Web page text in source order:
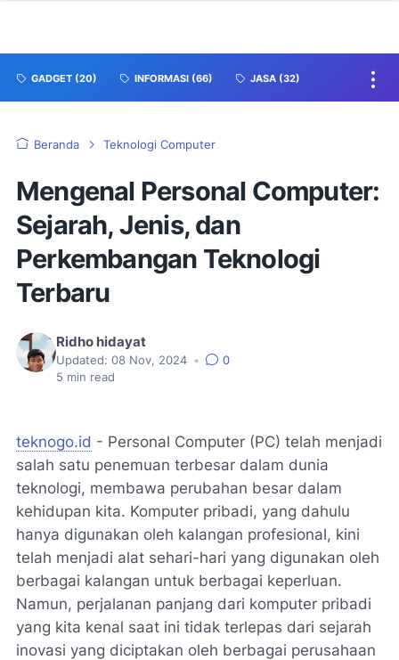
GADGET (20) INFORMASI (66) JASA (32)
Beranda Teknologi Computer
Mengenal Personal Computer:
Sejarah, Jenis, dan
Perkembangan Teknologi
Terbaru
Ridho hidayat
Updated: 08 Nov, 2024 •
0
5 min read
teknogo.id - Personal Computer (PC) telah menjadi
salah satu penemuan terbesar dalam dunia
teknologi, membawa perubahan besar dalam
kehidupan kita. Komputer pribadi, yang dahulu
hanya digunakan oleh kalangan profesional, kini
telah menjadi alat sehari-hari yang digunakan oleh
berbagai kalangan untuk berbagai keperluan.
Namun, perjalanan panjang dari komputer pribadi
yang kita kenal saat ini tidak terlepas dari sejarah
inovasi yang diciptakan oleh berbagai perusahaan